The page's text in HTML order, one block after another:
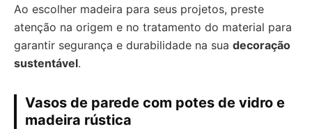
Ao escolher madeira para seus projetos, preste
atenção na origem e no tratamento do material para
garantir segurança e durabilidade na sua decoração
sustentável.
Vasos de parede com potes de vidro e
madeira rústica